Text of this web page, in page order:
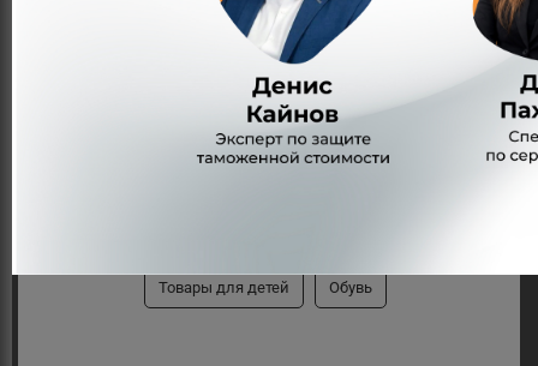
Мелкая бытовая техника
Сувениры и подарки
Интим-товары
Товары для детей Обувь